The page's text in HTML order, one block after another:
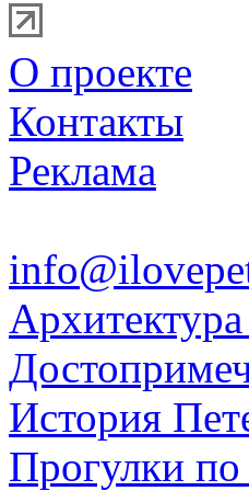
О проекте
Контакты
Реклама
История
Прогулки